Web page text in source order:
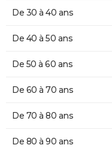
De 30 à 40 ans
De 40 à 50 ans
De 50 à 60 ans
De 60 à 70 ans
De 70 à 80 ans
De 80 à 90 ans